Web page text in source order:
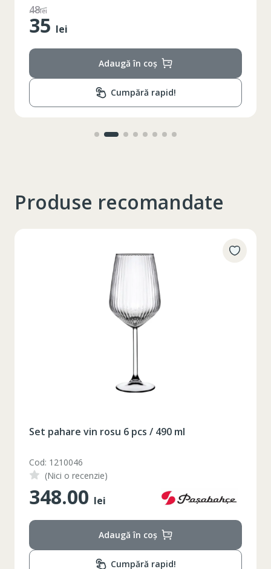
Таблица размеров
48lei
35 lei
Adaugă în coș
Cumpără rapid!
Produse recomandate
Set pahare vin rosu 6 pcs / 490 ml
Cod: 1210046
(Nici o recenzie)
348.00 lei
Adaugă în coș
Cumpără rapid!